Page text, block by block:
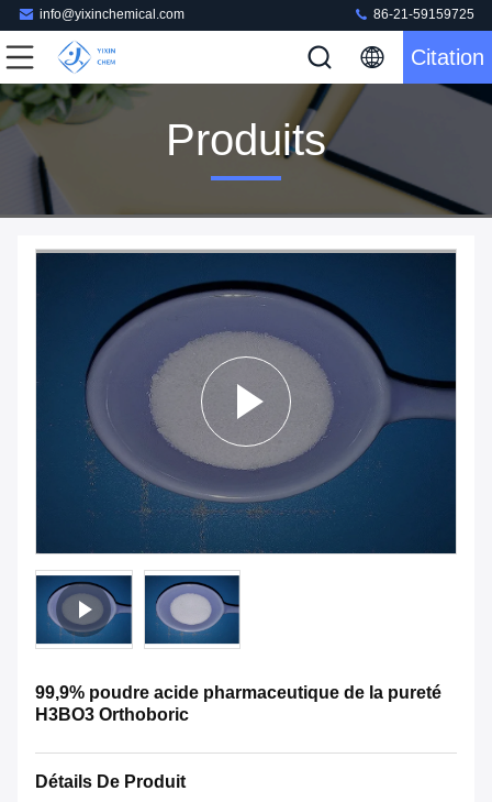
info@yixinchemical.com 86-21-59159725
Citation
Produits
99,9% poudre acide pharmaceutique de la pureté
H3BO3 Orthoboric
Détails De Produit